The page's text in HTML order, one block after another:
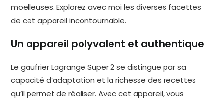
moelleuses. Explorez avec moi les diverses facettes
de cet appareil incontournable.
Un appareil polyvalent et authentique
Le gaufrier Lagrange Super 2 se distingue par sa
capacité d’adaptation et la richesse des recettes
qu’il permet de réaliser. Avec cet appareil, vous